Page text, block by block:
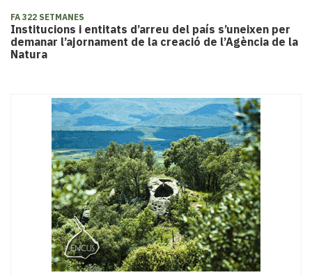
FA 322 SETMANES
Institucions i entitats d’arreu del país s’uneixen per
demanar l’ajornament de la creació de l’Agència de la
Natura